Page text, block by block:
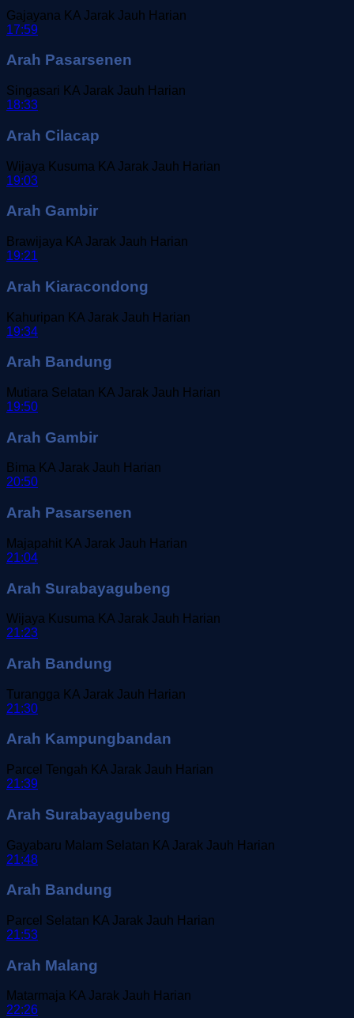
Gajayana KA Jarak Jauh Harian
17:59
Arah Pasarsenen
Singasari KA Jarak Jauh Harian
18:33
Arah Cilacap
Wijaya Kusuma KA Jarak Jauh Harian
19:03
Arah Gambir
Brawijaya KA Jarak Jauh Harian
19:21
Arah Kiaracondong
Kahuripan KA Jarak Jauh Harian
19:34
Arah Bandung
Mutiara Selatan KA Jarak Jauh Harian
19:50
Arah Gambir
Bima KA Jarak Jauh Harian
20:50
Arah Pasarsenen
Majapahit KA Jarak Jauh Harian
21:04
Arah Surabayagubeng
Wijaya Kusuma KA Jarak Jauh Harian
21:23
Arah Bandung
Turangga KA Jarak Jauh Harian
21:30
Arah Kampungbandan
Parcel Tengah KA Jarak Jauh Harian
21:39
Arah Surabayagubeng
Gayabaru Malam Selatan KA Jarak Jauh Harian
21:48
Arah Bandung
Parcel Selatan KA Jarak Jauh Harian
21:53
Arah Malang
Matarmaja KA Jarak Jauh Harian
22:26